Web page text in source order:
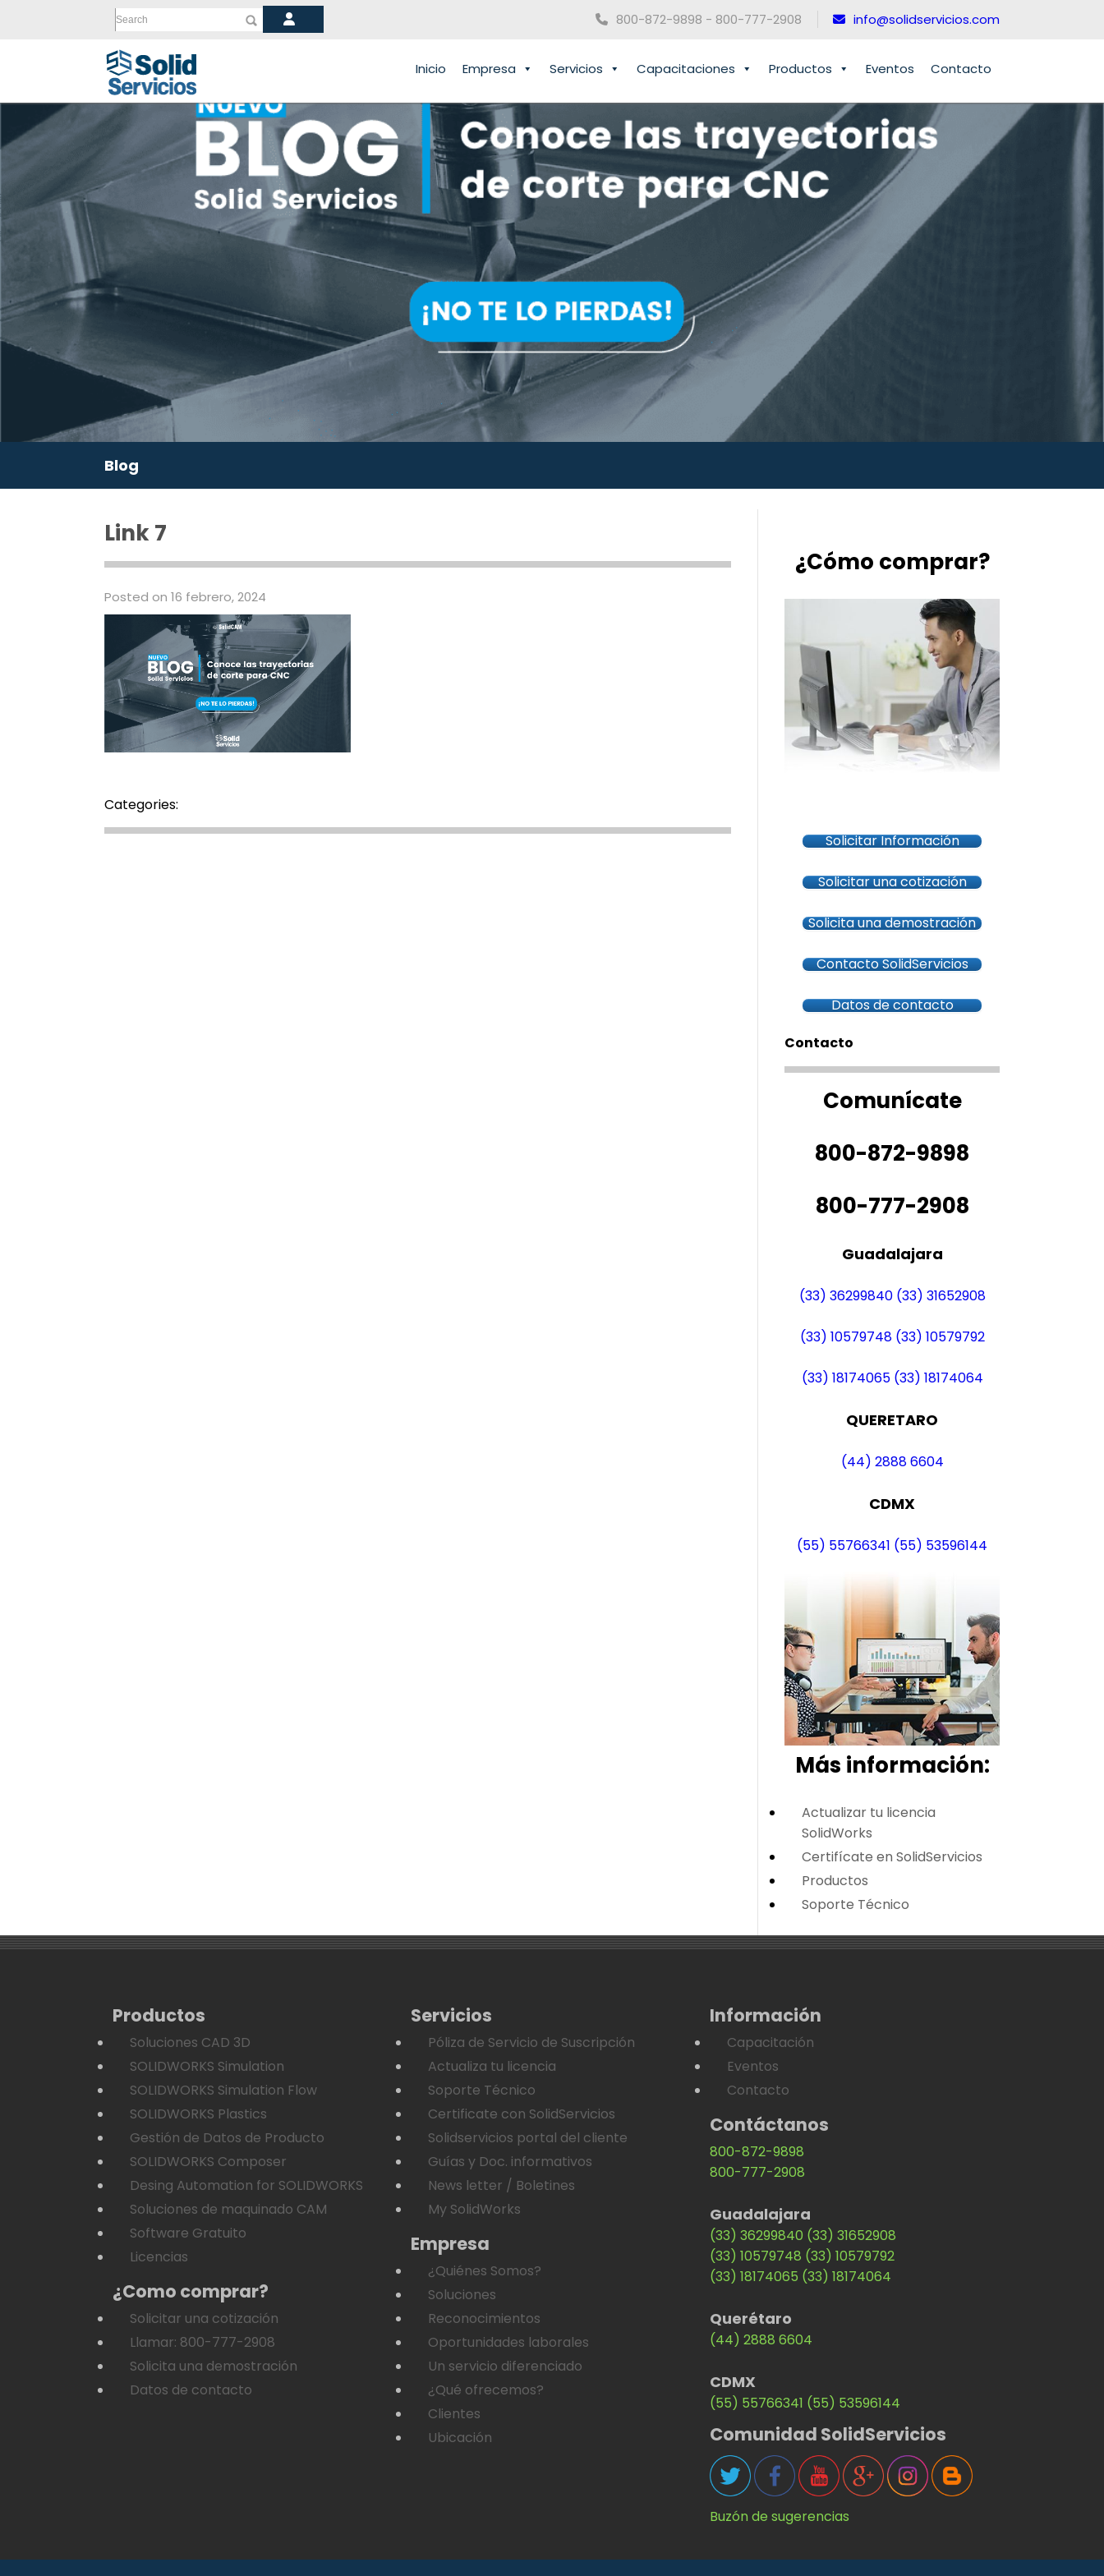
800-872-9898 - 800-777-2908 info@solidservicios.com
Search
Inicio Empresa Servicios Capacitaciones Productos Eventos Contacto
Blog
Link 7
Posted on 16 febrero, 2024
Categories:
¿Cómo comprar?
Solicitar Información
Solicitar una cotización
Solicita una demostración
Contacto SolidServicios
Datos de contacto
Contacto
Comunícate
800-872-9898
800-777-2908
Guadalajara
(33) 36299840 (33) 31652908
(33) 10579748 (33) 10579792
(33) 18174065 (33) 18174064
QUERETARO
(44) 2888 6604
CDMX
(55) 55766341 (55) 53596144
Más información:
Actualizar tu licencia
SolidWorks
Certifícate en SolidServicios
Productos
Soporte Técnico
Productos
Soluciones CAD 3D
SOLIDWORKS Simulation
SOLIDWORKS Simulation Flow
SOLIDWORKS Plastics
Gestión de Datos de Producto
SOLIDWORKS Composer
Desing Automation for SOLIDWORKS
Soluciones de maquinado CAM
Software Gratuito
Licencias
¿Como comprar?
Solicitar una cotización
Llamar: 800-777-2908
Solicita una demostración
Datos de contacto
Servicios
Póliza de Servicio de Suscripción
Actualiza tu licencia
Soporte Técnico
Certificate con SolidServicios
Solidservicios portal del cliente
Guías y Doc. informativos
News letter / Boletines
My SolidWorks
Empresa
¿Quiénes Somos?
Soluciones
Reconocimientos
Oportunidades laborales
Un servicio diferenciado
¿Qué ofrecemos?
Clientes
Ubicación
Información
Capacitación
Eventos
Contacto
Contáctanos
800-872-9898
800-777-2908
Guadalajara
(33) 36299840 (33) 31652908
(33) 10579748 (33) 10579792
(33) 18174065 (33) 18174064
Querétaro
(44) 2888 6604
CDMX
(55) 55766341 (55) 53596144
Comunidad SolidServicios
Buzón de sugerencias